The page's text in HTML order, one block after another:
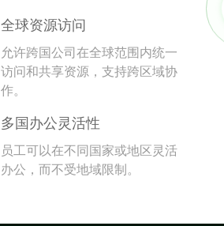
全球资源访问
允许跨国公司在全球范围内统一
访问和共享资源，支持跨区域协
作。
多国办公灵活性
员工可以在不同国家或地区灵活
办公，而不受地域限制。